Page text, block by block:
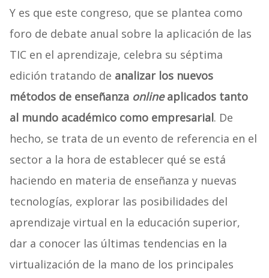
Y es que este congreso, que se plantea como
foro de debate anual sobre la aplicación de las
TIC en el aprendizaje, celebra su séptima
edición tratando de analizar los nuevos
métodos de enseñanza onlineaplicados tanto
al mundo académico como empresarial. De
hecho, se trata de un evento de referencia en el
sector a la hora de establecer qué se está
haciendo en materia de enseñanza y nuevas
tecnologías, explorar las posibilidades del
aprendizaje virtual en la educación superior,
dar a conocer las últimas tendencias en la
virtualización de la mano de los principales